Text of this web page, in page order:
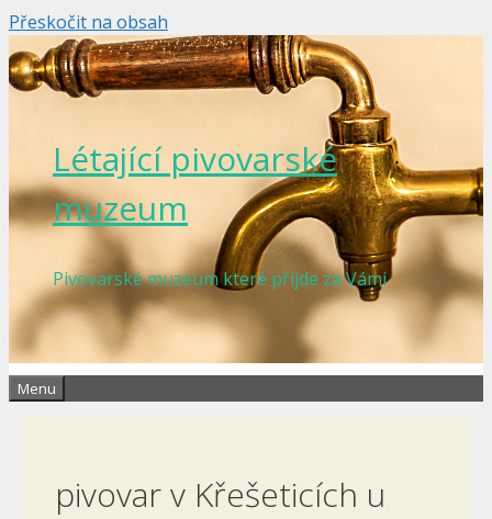
Přeskočit na obsah
Létající pivovarské
muzeum
Pivovarské muzeum které přijde za Vámi
Menu
pivovar v Křešeticích u